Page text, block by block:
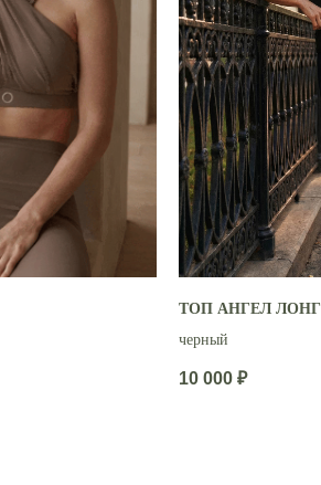
ТОП АНГЕЛ ЛОНГ
черный
10 000 ₽